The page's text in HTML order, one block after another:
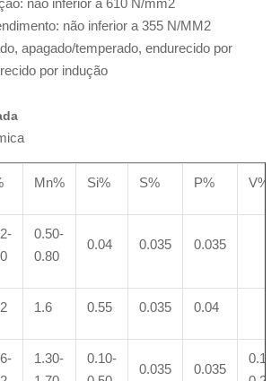
não inferior a 355 N/MM2
apagado/temperado, endurecido por
por indução
Mn% Si% S% P% V%
0.50-
0.80
0.04 0.035 0.035
1.6 0.55 0.035 0.04
1.30-
0.10-
0.035 0.035
0.10-